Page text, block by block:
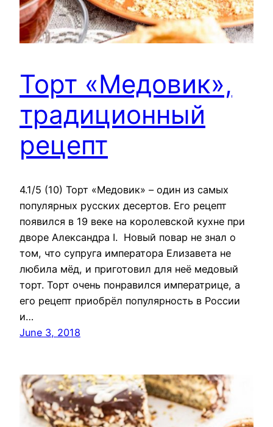
Торт «Медовик»,
традиционный
рецепт
4.1/5 (10) Торт «Медовик» – один из самых
популярных русских десертов. Его рецепт
появился в 19 веке на королевской кухне при
дворе Александра I. Новый повар не знал о
том, что супруга императора Елизавета не
любила мёд, и приготовил для неё медовый
торт. Торт очень понравился императрице, а
его рецепт приобрёл популярность в России
и…
June 3, 2018